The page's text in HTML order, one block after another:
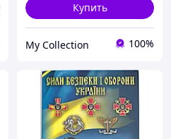
Купить
My Collection 100%